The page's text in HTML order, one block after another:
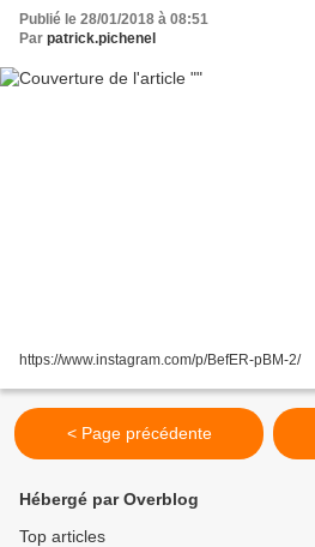
Publié le 28/01/2018 à 08:51
Par patrick.pichenel
https://www.instagram.com/p/BefER-pBM-2/
< Page précédente
Hébergé par Overblog
Top articles